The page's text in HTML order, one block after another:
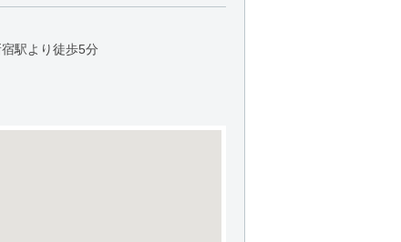
駅より徒歩5分